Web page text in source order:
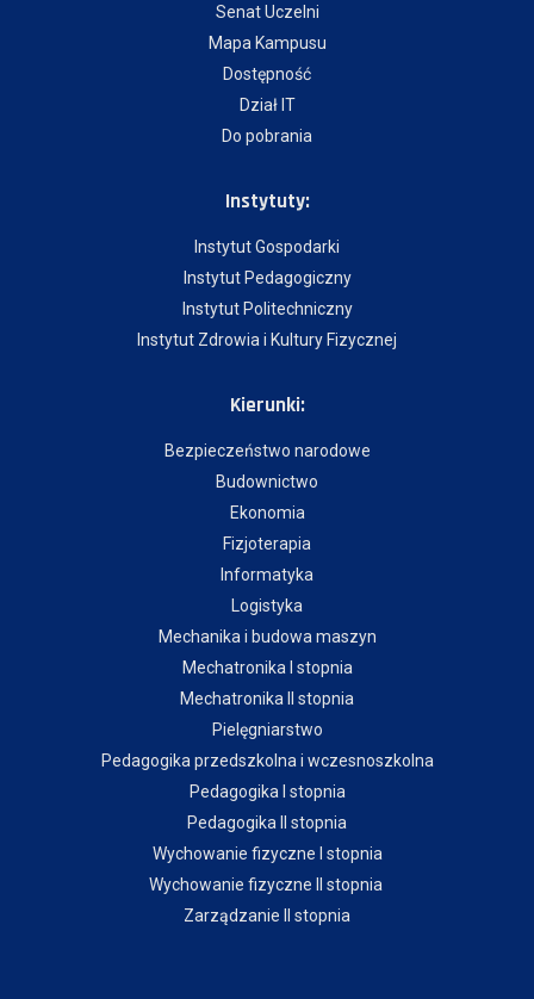
Senat Uczelni
Mapa Kampusu
Dostępność
Dział IT
Do pobrania
Instytuty:
Instytut Gospodarki
Instytut Pedagogiczny
Instytut Politechniczny
Instytut Zdrowia i Kultury Fizycznej
Kierunki:
Bezpieczeństwo narodowe
Budownictwo
Ekonomia
Fizjoterapia
Informatyka
Logistyka
Mechanika i budowa maszyn
Mechatronika I stopnia
Mechatronika II stopnia
Pielęgniarstwo
Pedagogika przedszkolna i wczesnoszkolna
Pedagogika I stopnia
Pedagogika II stopnia
Wychowanie fizyczne I stopnia
Wychowanie fizyczne II stopnia
Zarządzanie II stopnia